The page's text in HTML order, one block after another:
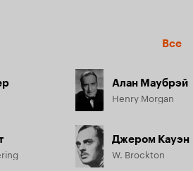
Все
Алан Маубрэй
Henry Morgan
Джером Кауэн
W. Brockton